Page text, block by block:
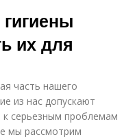
их для
часть нашего
из нас допускают
серьезным проблемам
мы рассмотрим